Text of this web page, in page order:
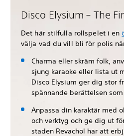
Disco Elysium – The
Det här stilfulla rollspelet i en
välja vad du vill bli för polis
Charma eller skräm folk,
sjung karaoke eller lista ut
Disco Elysium ger dig stor
spännande berättelsen
Anpassa din karaktär med
och verktyg och ge dig ut
staden Revachol har att